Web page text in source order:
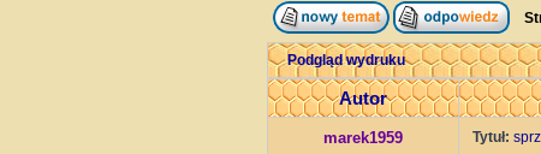
Podgląd wydruku
Autor
marek1959 Tytuł: